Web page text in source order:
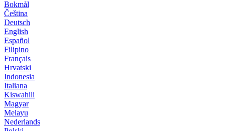
Bokmål
Čeština
Deutsch
English
Español
Filipino
Français
Hrvatski
Indonesia
Italiana
Kiswahili
Magyar
Melayu
Nederlands